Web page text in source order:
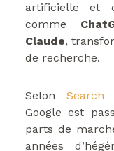
artificielle et
comme
Claude,
de recherche.
Selon
Google est
parts de
années